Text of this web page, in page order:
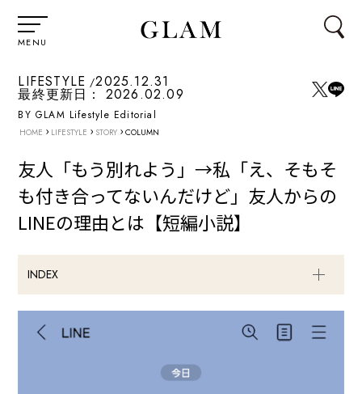
MENU
LIFESTYLE 2025.12.31
最終更新日： 2026.02.09
BY GLAM Lifestyle Editorial
HOME › LIFESTYLE › STORY › COLUMN
友人「もう別れよう」→私「え、そもそ
も付き合ってないんだけど」友人からの
LINEの理由とは【短編小説】
INDEX